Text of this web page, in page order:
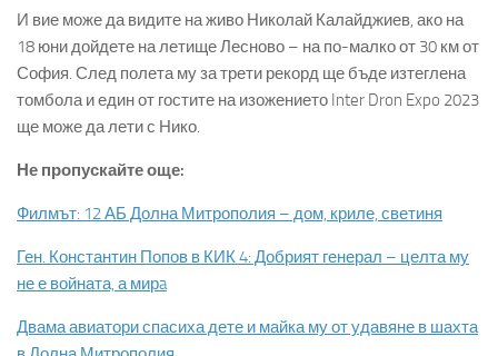
И вие може да видите на живо Николай Калайджиев, ако на
18 юни дойдете на летище Лесново – на по-малко от 30 км от
София. След полета му за трети рекорд ще бъде изтеглена
томбола и един от гостите на изожението Inter Dron Expo 2023
ще може да лети с Нико.
Не пропускайте още:
Филмът: 12 АБ Долна Митрополия – дом, криле, светиня
Ген. Константин Попов в КИК 4: Добрият генерал – целта му
не е войната, а мирa
Двама авиатори спасиха дете и майка му от удавяне в шахта